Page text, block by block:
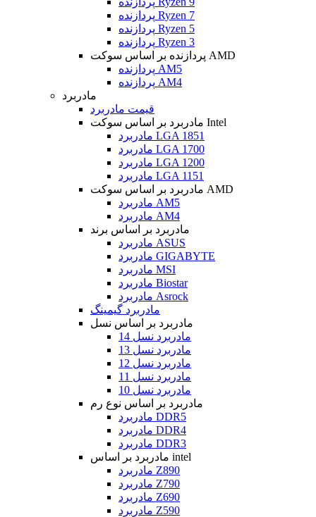
پردازنده Ryzen 7
پردازنده Ryzen 5
پردازنده Ryzen 3
پردازنده بر اساس سوکت AMD
پردازنده AM5
پردازنده AM4
مادربرد
قیمت مادربرد
مادربرد بر اساس سوکت Intel
مادربرد LGA 1851
مادربرد LGA 1700
مادربرد LGA 1200
مادربرد LGA 1151
مادربرد بر اساس سوکت AMD
مادربرد AM5
مادربرد AM4
مادربرد بر اساس برند
مادربرد ASUS
مادربرد GIGABYTE
مادربرد MSI
مادربرد Biostar
مادربرد Asrock
مادربرد گیمینگ
مادربرد بر اساس نسل
مادربرد نسل 14
مادربرد نسل 13
مادربرد نسل 12
مادربرد نسل 11
مادربرد نسل 10
مادربرد بر اساس نوع رم
مادربرد DDR5
مادربرد DDR4
مادربرد DDR3
مادربرد بر اساس intel
مادربرد Z890
مادربرد Z790
مادربرد Z690
مادربرد Z590